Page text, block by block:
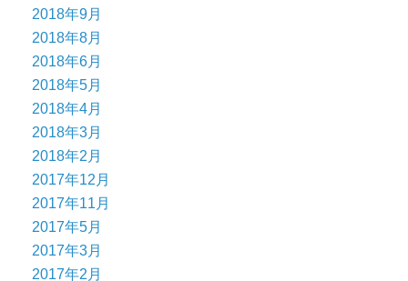
2018年9月
2018年8月
2018年6月
2018年5月
2018年4月
2018年3月
2018年2月
2017年12月
2017年11月
2017年5月
2017年3月
2017年2月